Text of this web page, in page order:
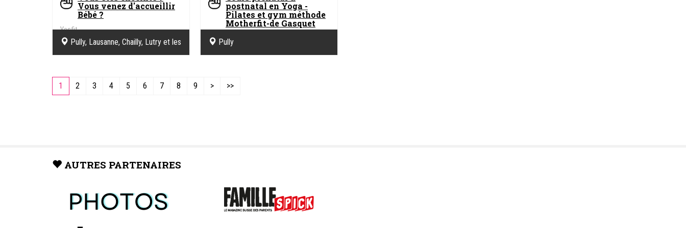
Vous venez d'accueillir
Bébé ?
Yesfit
Pully, Lausanne, Chailly, Lutry et les
postnatal en Yoga -
Pilates et gym méthode
Motherfit-de Gasquet
YesfitPully
1 2 3 4 5 6 7 8 9 > >>
AUTRES PARTENAIRES